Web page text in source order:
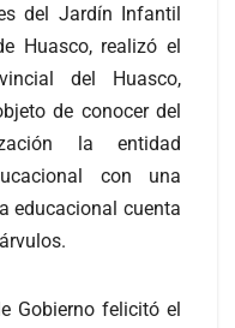
del Jardín Infantil
Huasco, realizó el
del Huasco,
de conocer del
la entidad
con una
educacional cuenta
Gobierno felicitó el